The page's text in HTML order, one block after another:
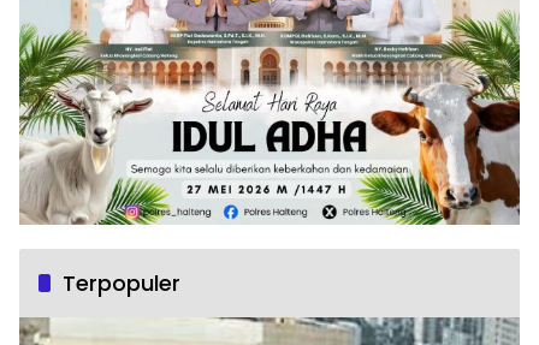
Terpopuler